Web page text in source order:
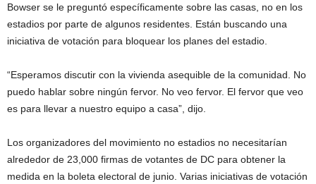
Bowser se le preguntó específicamente sobre las casas, no en los
estadios por parte de algunos residentes. Están buscando una
iniciativa de votación para bloquear los planes del estadio.
“Esperamos discutir con la vivienda asequible de la comunidad. No
puedo hablar sobre ningún fervor. No veo fervor. El fervor que veo
es para llevar a nuestro equipo a casa”, dijo.
Los organizadores del movimiento no estadios no necesitarían
alrededor de 23,000 firmas de votantes de DC para obtener la
medida en la boleta electoral de junio. Varias iniciativas de votación